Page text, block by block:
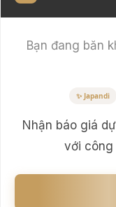
Bạn đang băn
✨ Japandi
Nhận báo giá
với công